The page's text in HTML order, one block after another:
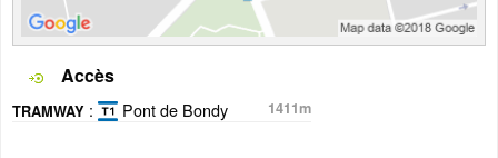
Accès
TRAMWAY : Pont de Bondy 1411m